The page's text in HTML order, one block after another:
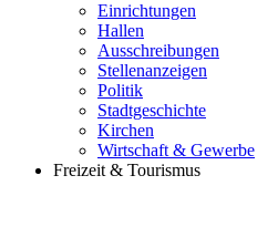
Einrichtungen
Hallen
Ausschreibungen
Stellenanzeigen
Politik
Stadtgeschichte
Kirchen
Wirtschaft & Gewerbe
Freizeit & Tourismus